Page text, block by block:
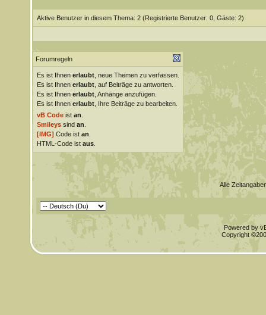
Aktive Benutzer in diesem Thema: 2 (Registrierte Benutzer: 0, Gäste: 2)
Forumregeln
Es ist Ihnen erlaubt, neue Themen zu verfassen.
Es ist Ihnen erlaubt, auf Beiträge zu antworten.
Es ist Ihnen erlaubt, Anhänge anzufügen.
Es ist Ihnen erlaubt, Ihre Beiträge zu bearbeiten.
vB Codeist an
Smileyssind an
[IMG] Code ist an
HTML-Code ist aus.
Alle
Powered by
Copyright